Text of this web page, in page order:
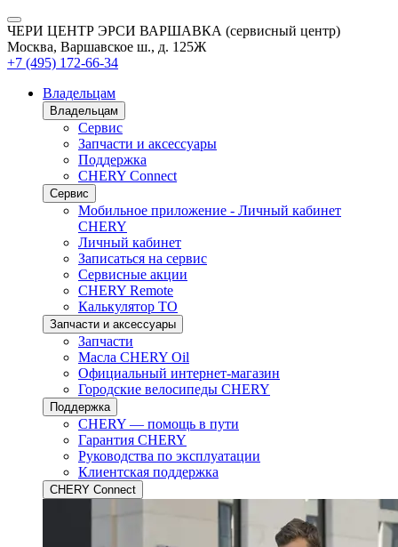
ЧЕРИ ЦЕНТР ЭРСИ ВАРШАВКА (сервисный центр)
Москва, Варшавское ш., д. 125Ж
+7 (495) 172-66-34
Владельцам
Владельцам
Сервис
Запчасти и аксессуары
Поддержка
CHERY Connect
Сервис
Мобильное приложение - Личный кабинет
CHERY
Личный кабинет
Записаться на сервис
Сервисные акции
CHERY Remote
Калькулятор ТО
Запчасти и аксессуары
Запчасти
Масла CHERY Oil
Официальный интернет-магазин
Городские велосипеды CHERY
Поддержка
CHERY — помощь в пути
Гарантия CHERY
Руководства по эксплуатации
Клиентская поддержка
CHERY Connect